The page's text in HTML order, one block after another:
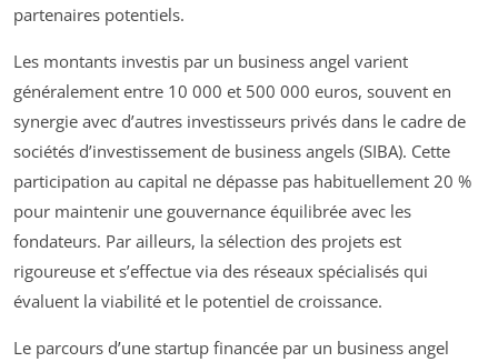
partenaires potentiels.
Les montants investis par un business angel varient
généralement entre 10 000 et 500 000 euros, souvent en
synergie avec d’autres investisseurs privés dans le cadre de
sociétés d’investissement de business angels (SIBA). Cette
participation au capital ne dépasse pas habituellement 20 %
pour maintenir une gouvernance équilibrée avec les
fondateurs. Par ailleurs, la sélection des projets est
rigoureuse et s’effectue via des réseaux spécialisés qui
évaluent la viabilité et le potentiel de croissance.
Le parcours d’une startup financée par un business angel